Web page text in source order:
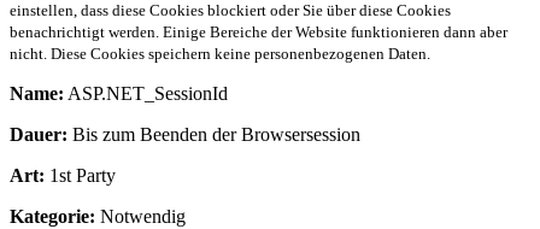
einstellen, dass diese Cookies blockiert oder Sie über diese Cookies
benachrichtigt werden. Einige Bereiche der Website funktionieren dann aber
nicht. Diese Cookies speichern keine personenbezogenen Daten.
Name: ASP.NET_SessionId
Dauer: Bis zum Beenden der Browsersession
Art: 1st Party
Kategorie: Notwendig